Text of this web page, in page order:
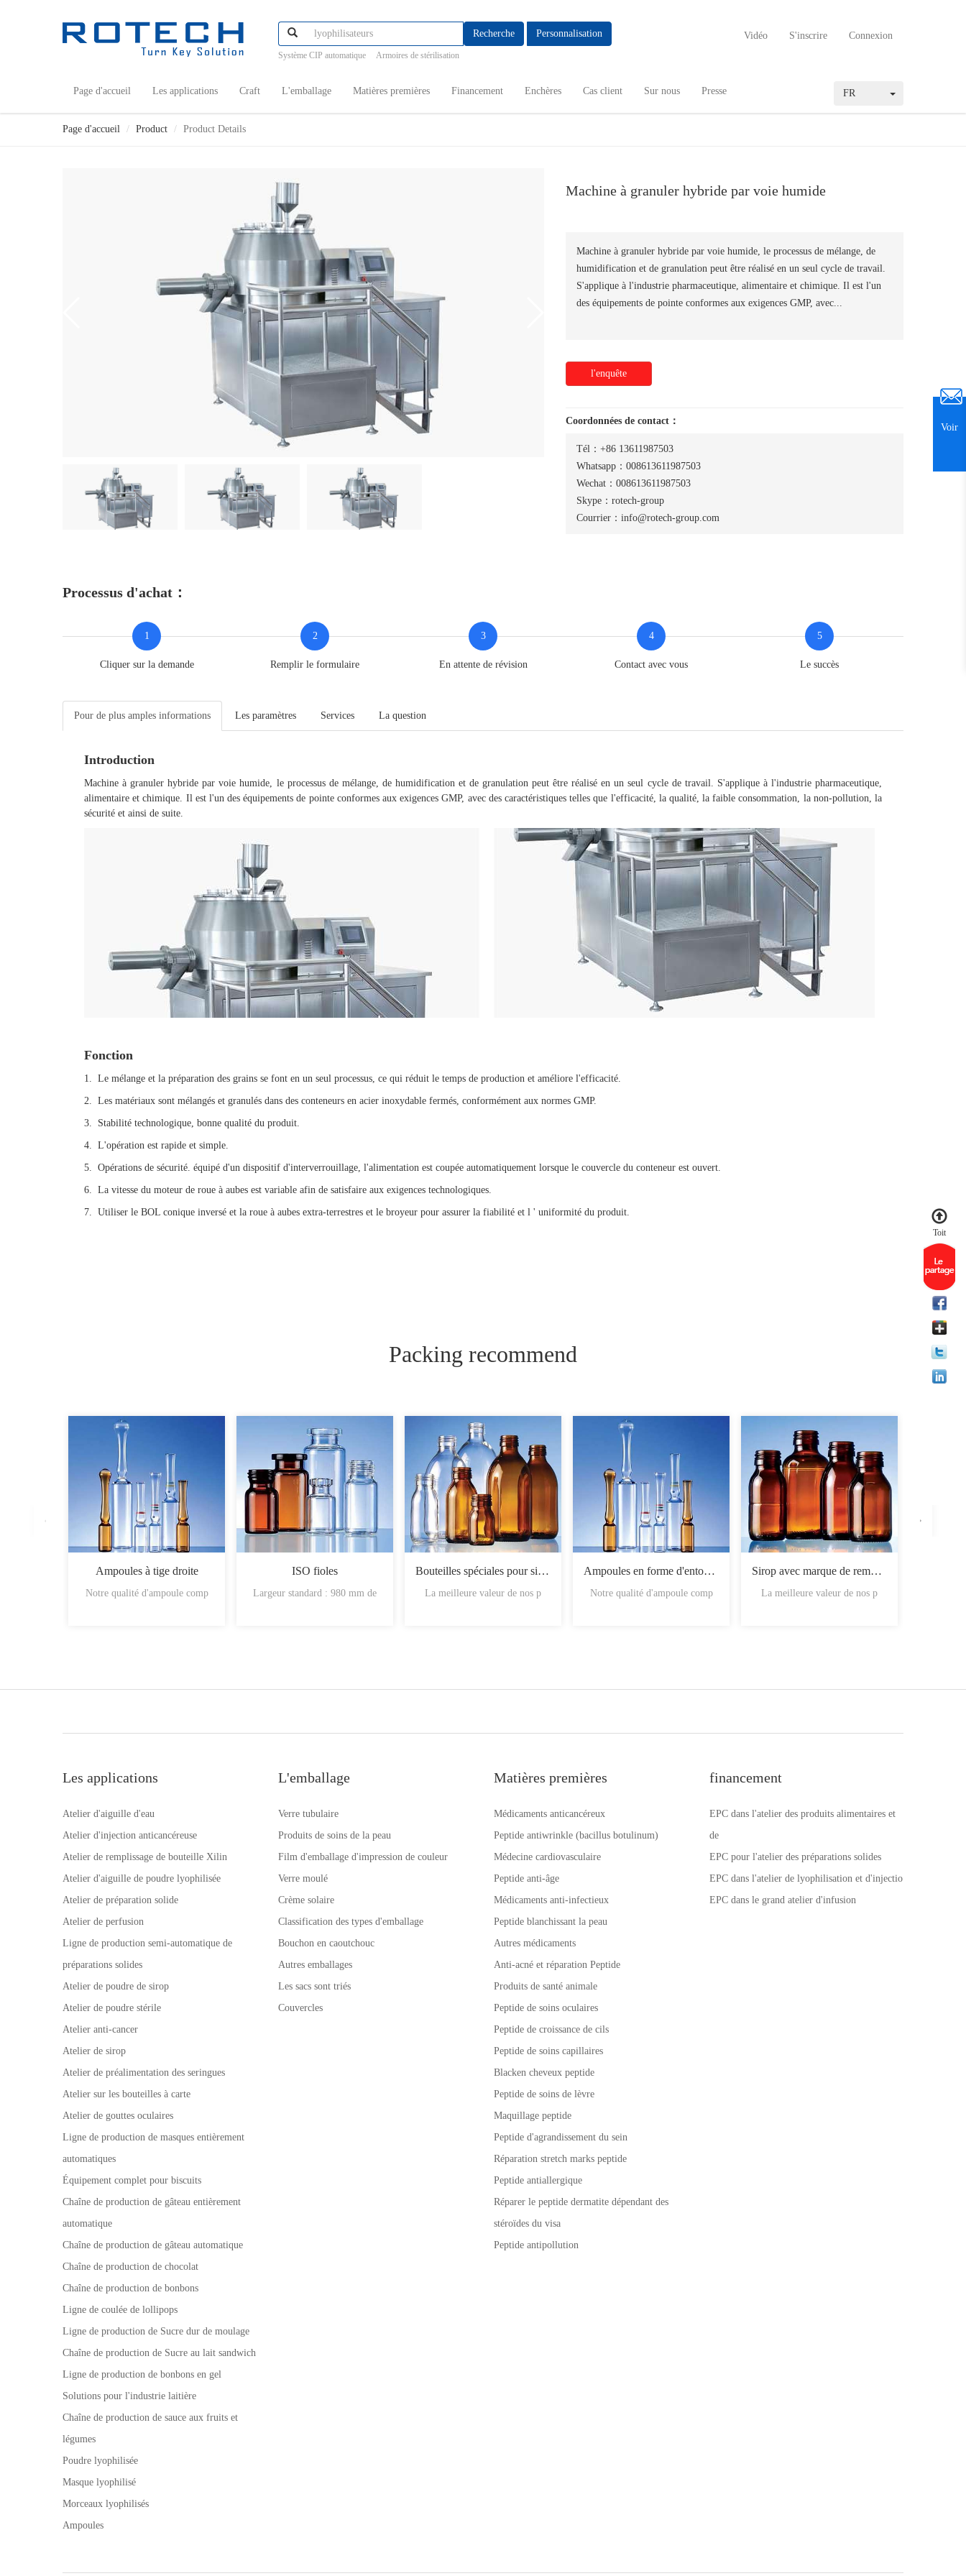
Recherche Personnalisation
Système CIP automatique Armoires de stérilisation
Vidéo S'inscrire Connexion
Page d'accueil Les applications Craft L'emballage Matières premières Financement Enchères Cas client Sur nous Presse FR
Page d'accueil Product Product Details
Machine à granuler hybride par voie humide
Machine à granuler hybride par voie humide, le processus de mélange, de
humidification et de granulation peut être réalisé en un seul cycle de travail.
S'applique à l'industrie pharmaceutique, alimentaire et chimique. Il est l'un
des équipements de pointe conformes aux exigences GMP, avec...
l'enquête
Coordonnées de contact：
Tél：+86 13611987503
Whatsapp：008613611987503
Wechat：008613611987503
Skype：rotech-group
Courrier：info@rotech-group.com
Processus d'achat：
1
Cliquer sur la demande
2
Remplir le formulaire
3
En attente de révision
4
Contact avec vous
5
Le succès
Pour de plus amples informations Les paramètres Services La question
Introduction
Machine à granuler hybride par voie humide, le processus de mélange, de humidification et de granulation peut être réalisé en un seul cycle de travail. S'applique à l'industrie pharmaceutique,
alimentaire et chimique. Il est l'un des équipements de pointe conformes aux exigences GMP, avec des caractéristiques telles que l'efficacité, la qualité, la faible consommation, la non-pollution, la
sécurité et ainsi de suite.
Fonction
1. Le mélange et la préparation des grains se font en un seul processus, ce qui réduit le temps de production et améliore l'efficacité.
2. Les matériaux sont mélangés et granulés dans des conteneurs en acier inoxydable fermés, conformément aux normes GMP.
3. Stabilité technologique, bonne qualité du produit.
4. L'opération est rapide et simple.
5. Opérations de sécurité. équipé d'un dispositif d'interverrouillage, l'alimentation est coupée automatiquement lorsque le couvercle du conteneur est ouvert.
6. La vitesse du moteur de roue à aubes est variable afin de satisfaire aux exigences technologiques.
7. Utiliser le BOL conique inversé et la roue à aubes extra-terrestres et le broyeur pour assurer la fiabilité et l ' uniformité du produit.
Packing recommend
Ampoules à tige droite
Notre qualité d'ampoule comp
ISO fioles
Largeur standard : 980 mm de
Bouteilles spéciales pour sirop
La meilleure valeur de nos p
Ampoules en forme d'entonnoir
Notre qualité d'ampoule comp
Sirop avec marque de remplissage
La meilleure valeur de nos p
Toit
Les applications
Atelier d'aiguille d'eau
Atelier d'injection anticancéreuse
Atelier de remplissage de bouteille Xilin
Atelier d'aiguille de poudre lyophilisée
Atelier de préparation solide
Atelier de perfusion
Ligne de production semi-automatique de
préparations solides
Atelier de poudre de sirop
Atelier de poudre stérile
Atelier anti-cancer
Atelier de sirop
Atelier de préalimentation des seringues
Atelier sur les bouteilles à carte
Atelier de gouttes oculaires
Ligne de production de masques entièrement
automatiques
Équipement complet pour biscuits
Chaîne de production de gâteau entièrement
automatique
Chaîne de production de gâteau automatique
Chaîne de production de chocolat
Chaîne de production de bonbons
Ligne de coulée de lollipops
Ligne de production de Sucre dur de moulage
Chaîne de production de Sucre au lait sandwich
Ligne de production de bonbons en gel
Solutions pour l'industrie laitière
Chaîne de production de sauce aux fruits et
légumes
Poudre lyophilisée
Masque lyophilisé
Morceaux lyophilisés
Ampoules
L'emballage
Verre tubulaire
Produits de soins de la peau
Film d'emballage d'impression de couleur
Verre moulé
Crème solaire
Classification des types d'emballage
Bouchon en caoutchouc
Autres emballages
Les sacs sont triés
Couvercles
Matières premières
Médicaments anticancéreux
Peptide antiwrinkle (bacillus botulinum)
Médecine cardiovasculaire
Peptide anti-âge
Médicaments anti-infectieux
Peptide blanchissant la peau
Autres médicaments
Anti-acné et réparation Peptide
Produits de santé animale
Peptide de soins oculaires
Peptide de croissance de cils
Peptide de soins capillaires
Blacken cheveux peptide
Peptide de soins de lèvre
Maquillage peptide
Peptide d'agrandissement du sein
Réparation stretch marks peptide
Peptide antiallergique
Réparer le peptide dermatite dépendant des
stéroïdes du visa
Peptide antipollution
financement
EPC dans l'atelier des produits alimentaires et
de
EPC pour l'atelier des préparations solides
EPC dans l'atelier de lyophilisation et d'injectio
EPC dans le grand atelier d'infusion
Voir